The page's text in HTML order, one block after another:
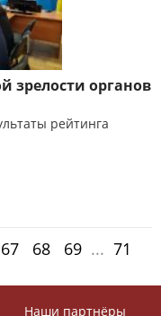
зрелости органов
рейтинга
67 68 69 ... 71
Наши партнёры